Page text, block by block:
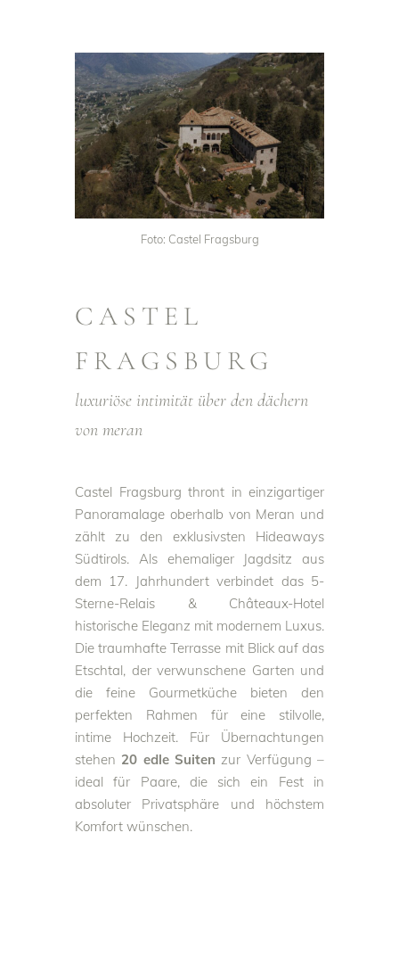
Foto: Castel Fragsburg
CASTEL
FRAGSBURG
luxuriöse intimität über den dächern
von meran
Castel Fragsburg thront in einzigartiger
Panoramalage oberhalb von Meran und
zählt zu den exklusivsten Hideaways
Südtirols. Als ehemaliger Jagdsitz aus
dem 17. Jahrhundert verbindet das 5-
Sterne-Relais & Châteaux-Hotel
historische Eleganz mit modernem Luxus.
Die traumhafte Terrasse mit Blick auf das
Etschtal, der verwunschene Garten und
die feine Gourmetküche bieten den
perfekten Rahmen für eine stilvolle,
intime Hochzeit. Für Übernachtungen
stehen 20 edle Suiten zur Verfügung –
ideal für Paare, die sich ein Fest in
absoluter Privatsphäre und höchstem
Komfort wünschen.